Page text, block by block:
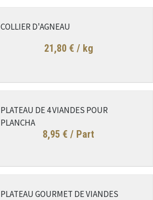
COLLIER D'AGNEAU
21,80 € / kg
PLATEAU DE 4 VIANDES POUR
PLANCHA
8,95 € / Part
PLATEAU GOURMET DE VIANDES